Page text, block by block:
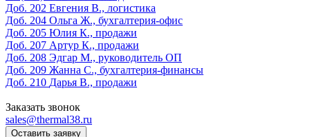
Доб. 202 Евгения В., логистика
Доб. 204 Ольга Ж., бухгалтерия-офис
Доб. 205 Юлия К., продажи
Доб. 207 Артур К., продажи
Доб. 208 Эдгар М., руководитель ОП
Доб. 209 Жанна С., бухгалтерия-финансы
Доб. 210 Дарья В., продажи
Заказать звонок
sales@thermal38.ru
Оставить заявку